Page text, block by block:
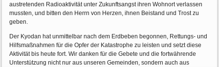
austretenden Radioaktivität unter Zukunftsangst ihren Wohnort verlassen
mussten, und bitten den Herrn von Herzen, ihnen Beistand und Trost zu
geben.
Der Kyodan hat unmittelbar nach dem Erdbeben begonnen, Rettungs- und
Hilfsmaßnahmen für die Opfer der Katastrophe zu leisten und setzt diese
Aktivität bis heute fort. Wir danken für die Gebete und die fortwährende
Unterstützung nicht nur aus unseren Gemeinden, sondern auch aus